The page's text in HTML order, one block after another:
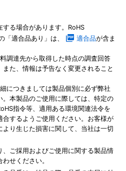
る場合があります。RoHS
適合品あり」は、
適合品が含ま
調達先から取得した時点の調査回答
た、情報は予告なく変更されること
につきましては製品個別に必ず弊社
本製品のご使用に際しては、特定の
指令等、適用ある環境関連法令を
するようご使用ください。お客様が
り生じた損害に関して、当社は一切
ご採用およびご使用に関する製品情
せください。